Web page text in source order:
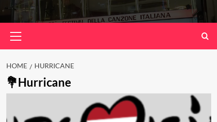
Menu
HOME HURRICANE
Hurricane